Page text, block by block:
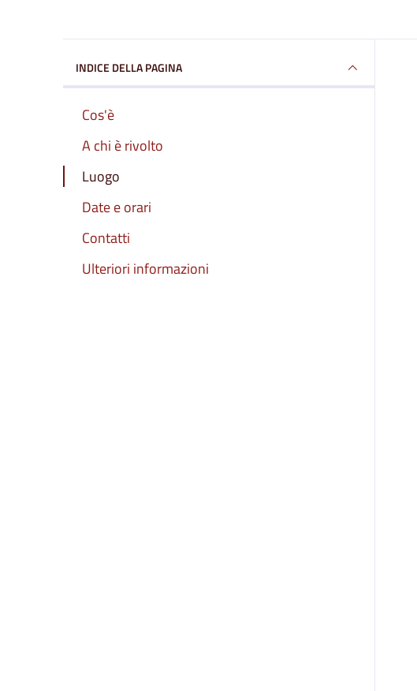
INDICE DELLA PAGINA
Cos'è
A chi è rivolto
Luogo
Date e orari
Contatti
Ulteriori informazioni